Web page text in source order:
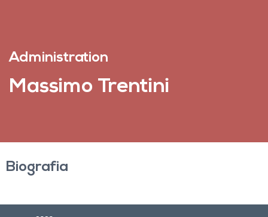
Administration
Massimo Trentini
Biografia